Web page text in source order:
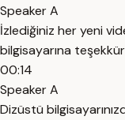
Speaker A
İzlediğiniz her yeni
bilgisayarına
00:14
Speaker A
Dizüstü